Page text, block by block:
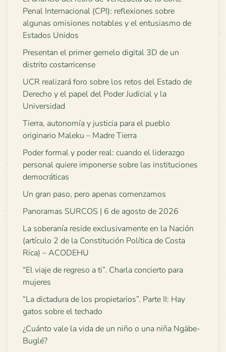
Penal Internacional (CPI): reflexiones sobre
algunas omisiones notables y el entusiasmo de
Estados Unidos
Presentan el primer gemelo digital 3D de un
distrito costarricense
UCR realizará foro sobre los retos del Estado de
Derecho y el papel del Poder Judicial y la
Universidad
Tierra, autonomía y justicia para el pueblo
originario Maleku – Madre Tierra
Poder formal y poder real: cuando el liderazgo
personal quiere imponerse sobre las instituciones
democráticas
Un gran paso, pero apenas comenzamos
Panoramas SURCOS | 6 de agosto de 2026
La soberanía reside exclusivamente en la Nación
(artículo 2 de la Constitución Política de Costa
Rica) – ACODEHU
“El viaje de regreso a ti”. Charla concierto para
mujeres
“La dictadura de los propietarios”. Parte II: Hay
gatos sobre el techado
¿Cuánto vale la vida de un niño o una niña Ngäbe-
Buglé?